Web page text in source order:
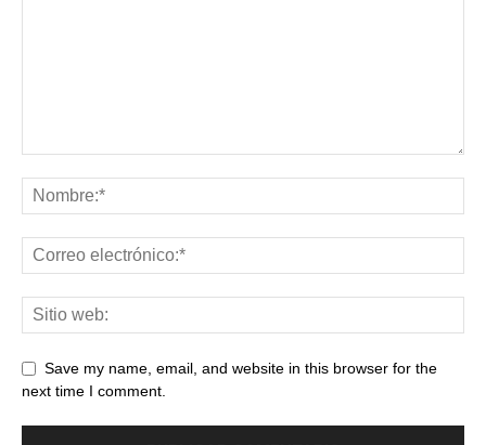
Save my name, email, and website in this browser for the
next time I comment.